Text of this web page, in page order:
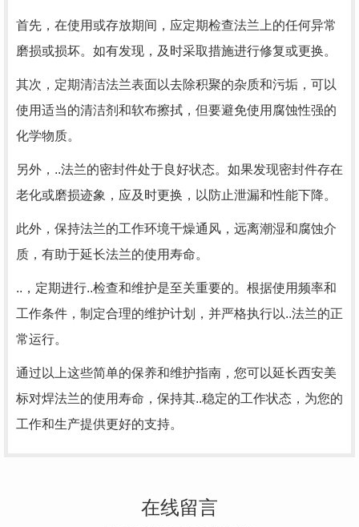
首先，在使用或存放期间，应定期检查法兰上的任何异常
磨损或损坏。如有发现，及时采取措施进行修复或更换。
其次，定期清洁法兰表面以去除积聚的杂质和污垢，可以
使用适当的清洁剂和软布擦拭，但要避免使用腐蚀性强的
化学物质。
另外，..法兰的密封件处于良好状态。如果发现密封件存在
老化或磨损迹象，应及时更换，以防止泄漏和性能下降。
此外，保持法兰的工作环境干燥通风，远离潮湿和腐蚀介
质，有助于延长法兰的使用寿命。
..，定期进行..检查和维护是至关重要的。根据使用频率和
工作条件，制定合理的维护计划，并严格执行以..法兰的正
常运行。
通过以上这些简单的保养和维护指南，您可以延长西安美
标对焊法兰的使用寿命，保持其..稳定的工作状态，为您的
工作和生产提供更好的支持。
在线留言